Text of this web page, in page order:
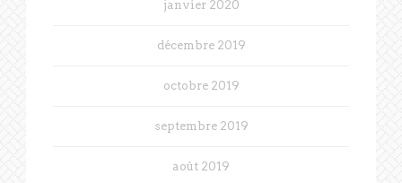
janvier 2020
décembre 2019
octobre 2019
septembre 2019
août 2019